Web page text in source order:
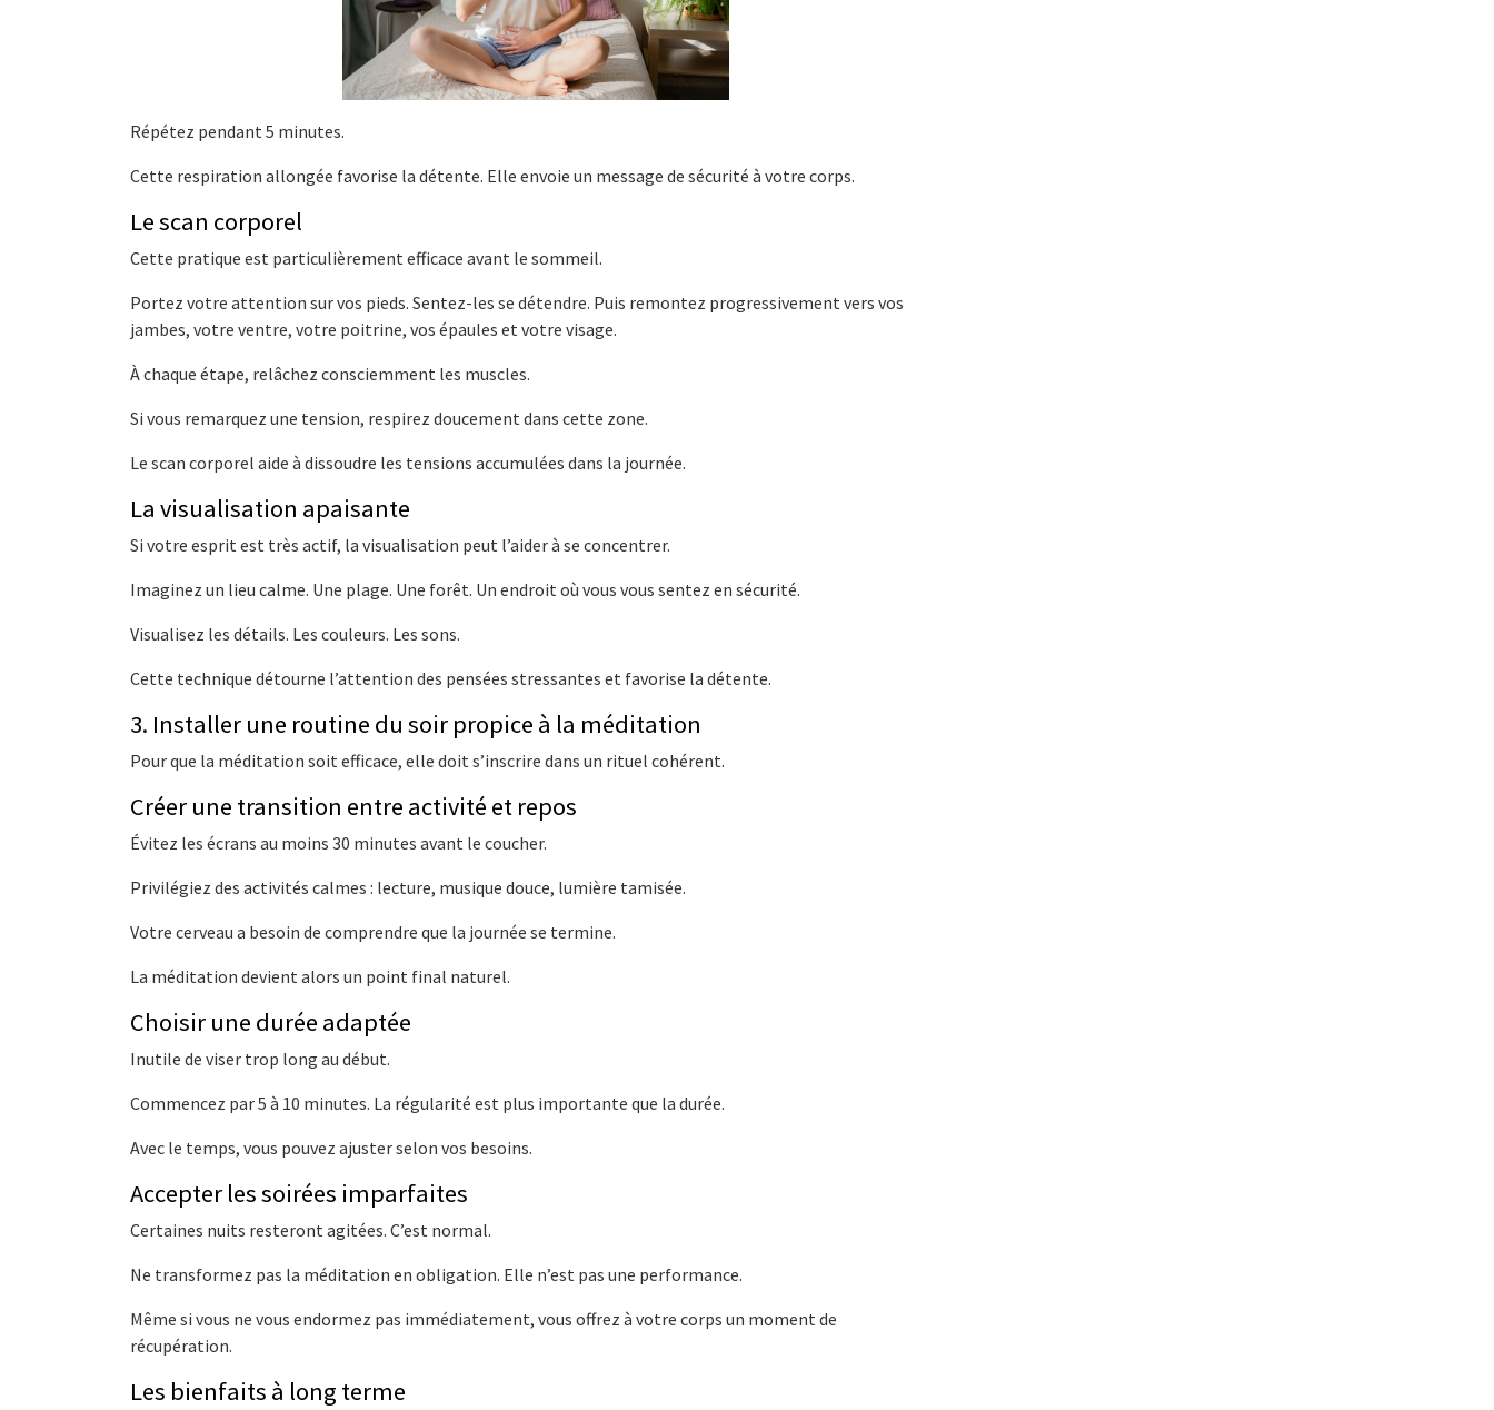
Répétez pendant 5 minutes.
Cette respiration allongée favorise la détente. Elle envoie un message de sécurité à votre corps.
Le scan corporel
Cette pratique est particulièrement efficace avant le sommeil.
Portez votre attention sur vos pieds. Sentez-les se détendre. Puis remontez progressivement vers vos
jambes, votre ventre, votre poitrine, vos épaules et votre visage.
À chaque étape, relâchez consciemment les muscles.
Si vous remarquez une tension, respirez doucement dans cette zone.
Le scan corporel aide à dissoudre les tensions accumulées dans la journée.
La visualisation apaisante
Si votre esprit est très actif, la visualisation peut l’aider à se concentrer.
Imaginez un lieu calme. Une plage. Une forêt. Un endroit où vous vous sentez en sécurité.
Visualisez les détails. Les couleurs. Les sons.
Cette technique détourne l’attention des pensées stressantes et favorise la détente.
3. Installer une routine du soir propice à la méditation
Pour que la méditation soit efficace, elle doit s’inscrire dans un rituel cohérent.
Créer une transition entre activité et repos
Évitez les écrans au moins 30 minutes avant le coucher.
Privilégiez des activités calmes : lecture, musique douce, lumière tamisée.
Votre cerveau a besoin de comprendre que la journée se termine.
La méditation devient alors un point final naturel.
Choisir une durée adaptée
Inutile de viser trop long au début.
Commencez par 5 à 10 minutes. La régularité est plus importante que la durée.
Avec le temps, vous pouvez ajuster selon vos besoins.
Accepter les soirées imparfaites
Certaines nuits resteront agitées. C’est normal.
Ne transformez pas la méditation en obligation. Elle n’est pas une performance.
Même si vous ne vous endormez pas immédiatement, vous offrez à votre corps un moment de
récupération.
Les bienfaits à long terme